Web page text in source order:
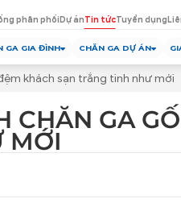
phân phốiDự ánTin tứcTuyển dụng
GA GIA ĐÌNH CHĂN GA DỰ ÁN
khách sạn trắng tinh như mới
CHĂN GA
MỚI